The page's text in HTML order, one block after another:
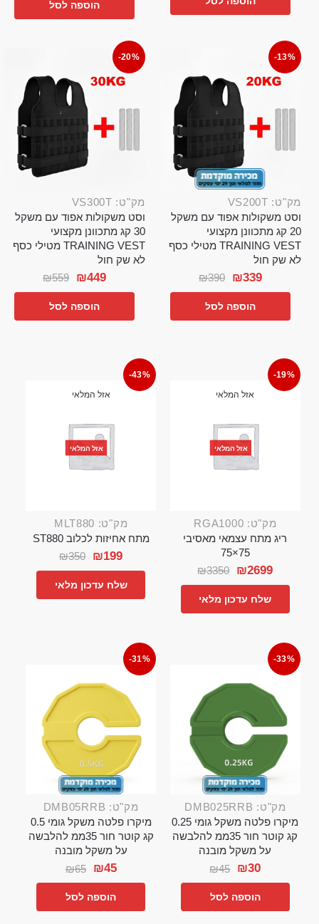
הוספה לסל
-13%
מק"ט: VS200T
וסט משקולות אפוד עם משקל
20 קג מתכוונן מקצועי
TRAINING VEST מטילי כסף
לא שק חול
₪390 ₪339
הוספה לסל
-20%
מק"ט: VS300T
וסט משקולות אפוד עם משקל
30 קג מתכוונן מקצועי
TRAINING VEST מטילי כסף
לא שק חול
₪559 ₪449
הוספה לסל
-19%
אזל המלאי
אזל המלאי
מק"ט: RGA1000
ריג מתח עצמאי מאסיבי
75×75
₪3350 ₪2699
שלח עדכון מלאי
-43%
אזל המלאי
אזל המלאי
מק"ט: MLT880
מתח אחיזות לכלוב ST880
₪350 ₪199
שלח עדכון מלאי
-33%
מק"ט: DMB025RRB
מיקרו פלטה משקל גומי 0.25
קג קוטר חור 35ממ להלבשה
על משקל מובנה
₪45 ₪30
הוספה לסל
-31%
מק"ט: DMB05RRB
מיקרו פלטה משקל גומי 0.5
קג קוטר חור 35ממ להלבשה
על משקל מובנה
₪65 ₪45
הוספה לסל